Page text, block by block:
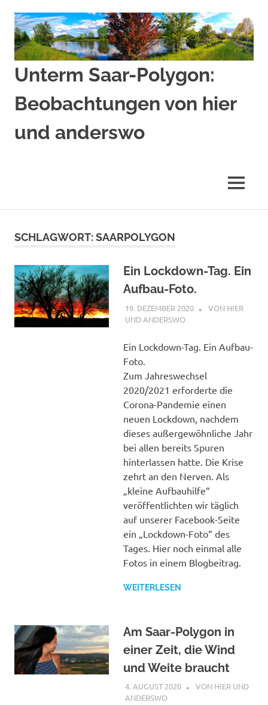
Inhalt
springen
Unterm Saar-Polygon:
Beobachtungen von hier
und anderswo
MENÜ
SCHLAGWORT:SAARPOLYGON
Ein Lockdown-Tag. Ein
Aufbau-Foto.
19. DEZEMBER 2020 STEPHAN
VON HIER
UND ANDERSWO
Ein Lockdown-Tag. Ein Aufbau-
Foto.
Zum Jahreswechsel
2020/2021 erforderte die
Corona-Pandemie einen
neuen Lockdown, nachdem
dieses außergewöhnliche Jahr
bei allen bereits Spuren
hinterlassen hatte. Die Krise
zehrt an den Nerven. Als
„kleine Aufbauhilfe“
veröffentlichten wir täglich
auf unserer Facebook-Seite
ein „Lockdown-Foto“ des
Tages. Hier noch einmal alle
Fotos in einem Blogbeitrag.
WEITERLESEN
Am Saar-Polygon in
einer Zeit, die Wind
und Weite braucht
4. AUGUST 2020 STEPHAN
VON HIER UND
ANDERSWO